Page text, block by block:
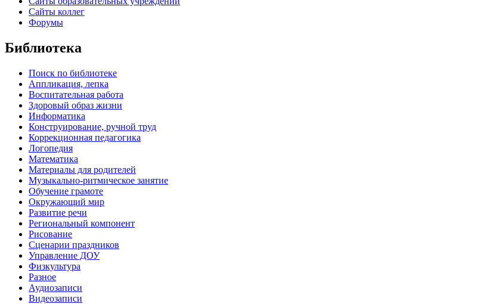
Сайты коллег
Форумы
Библиотека
Поиск по библиотеке
Аппликация, лепка
Воспитательная работа
Здоровый образ жизни
Информатика
Конструирование, ручной труд
Коррекционная педагогика
Логопедия
Математика
Материалы для родителей
Музыкально-ритмическое занятие
Обучение грамоте
Окружающий мир
Развитие речи
Региональный компонент
Рисование
Сценарии праздников
Управление ДОУ
Физкультура
Разное
Аудиозаписи
Видеозаписи